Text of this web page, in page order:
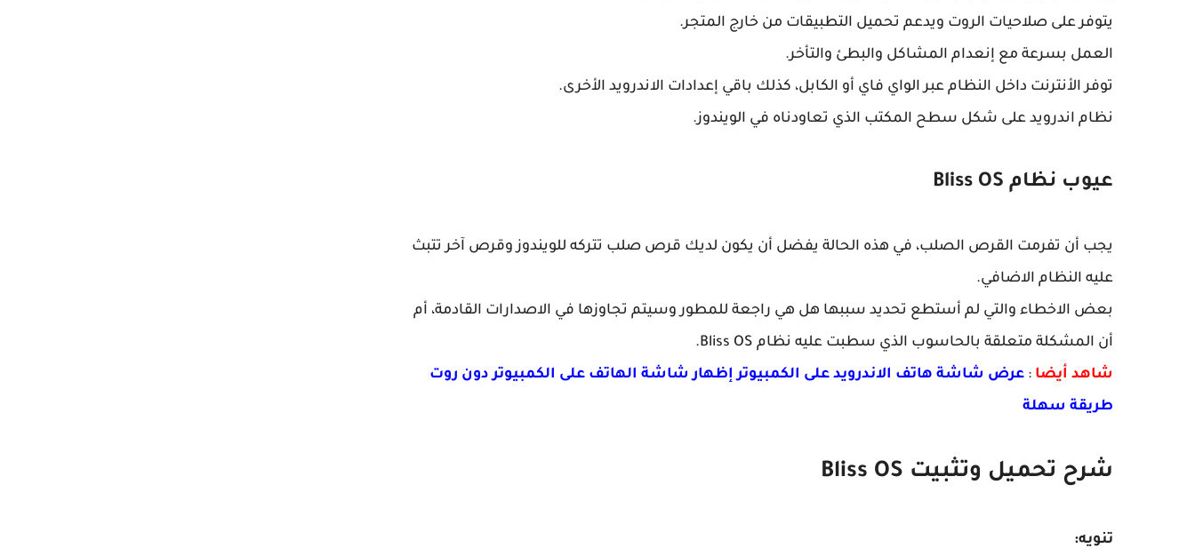
يتوفر على صلاحيات الروت ويدعم تحميل التطبيقات من خارج المتجر.
العمل بسرعة مع إنعدام المشاكل والبطئ والتأخر.
توفر الأنترنت داخل النظام عبر الواي فاي أو الكابل، كذلك باقي إعدادات الاندرويد الأخرى.
نظام اندرويد على شكل سطح المكتب الذي تعاودناه في الويندوز.
عيوب نظام Bliss OS
يجب أن تفرمت القرص الصلب، في هذه الحالة يفضل أن يكون لديك قرص صلب تتركه للويندوز وقرص آخر تتبث
عليه النظام الاضافي.
بعض الاخطاء والتي لم أستطع تحديد سببها هل هي راجعة للمطور وسيتم تجاوزها في الاصدارات القادمة، أم
أن المشكلة متعلقة بالحاسوب الذي سطبت عليه نظام Bliss OS.
شاهد أيضا : عرض شاشة هاتف الاندرويد على الكمبيوتر إظهار شاشة الهاتف على الكمبيوتر دون روت
طريقة سهلة
شرح تحميل وتثبيت Bliss OS
تنويه: